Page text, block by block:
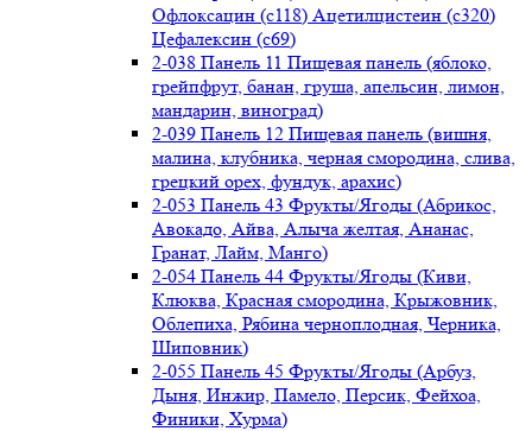
Офлоксацин (с118) Ацетилцистеин (с320)
Цефалексин (с69)
2-038 Панель 11 Пищевая панель (яблоко,
грейпфрут, банан, груша, апельсин, лимон,
мандарин, виноград)
2-039 Панель 12 Пищевая панель (вишня,
малина, клубника, черная смородина, слива,
грецкий орех, фундук, арахис)
2-053 Панель 43 Фрукты/Ягоды (Абрикос,
Авокадо, Айва, Алыча желтая, Ананас,
Гранат, Лайм, Манго)
2-054 Панель 44 Фрукты/Ягоды (Киви,
Клюква, Красная смородина, Крыжовник,
Облепиха, Рябина черноплодная, Черника,
Шиповник)
2-055 Панель 45 Фрукты/Ягоды (Арбуз,
Дыня, Инжир, Памело, Персик, Фейхоа,
Финики, Хурма)